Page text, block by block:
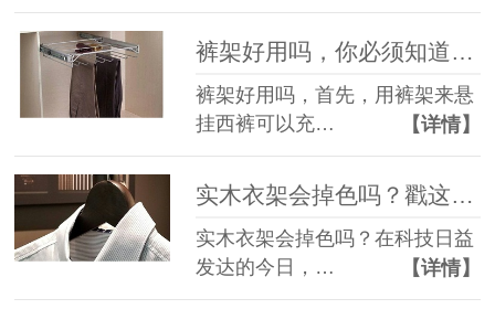
裤架好用吗，你必须知道的3点【华恩】
裤架好用吗，首先，用裤架来悬
挂西裤可以充…
【详情】
实木衣架会掉色吗？戳这里了解【华恩】
实木衣架会掉色吗？在科技日益
发达的今日，…
【详情】